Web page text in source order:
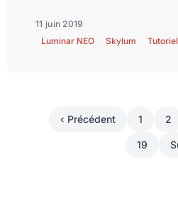
11 juin 2019
Luminar NEO
Skylum
‹ Précédent 1 2
19